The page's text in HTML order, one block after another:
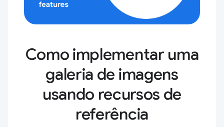
Como implementar uma
galeria de imagens
usando recursos de
referência